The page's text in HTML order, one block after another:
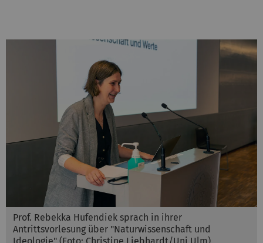
Prof. Rebekka Hufendiek sprach in ihrer
Antrittsvorlesung über "Naturwissenschaft und